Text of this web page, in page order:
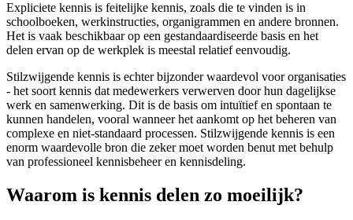
Expliciete kennis is feitelijke kennis, zoals die te vinden is in
schoolboeken, werkinstructies, organigrammen en andere bronnen.
Het is vaak beschikbaar op een gestandaardiseerde basis en het
delen ervan op de werkplek is meestal relatief eenvoudig.
Stilzwijgende kennis is echter bijzonder waardevol voor organisaties
- het soort kennis dat medewerkers verwerven door hun dagelijkse
werk en samenwerking. Dit is de basis om intuïtief en spontaan te
kunnen handelen, vooral wanneer het aankomt op het beheren van
complexe en niet-standaard processen. Stilzwijgende kennis is een
enorm waardevolle bron die zeker moet worden benut met behulp
van professioneel kennisbeheer en kennisdeling.
Waarom is kennis delen zo moeilijk?